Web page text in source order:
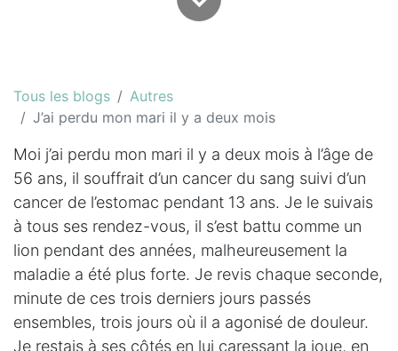
Tous les blogs
Autres
J’ai perdu mon mari il y a deux mois
Moi j’ai perdu mon mari il y a deux mois à l’âge de
56 ans, il souffrait d’un cancer du sang suivi d’un
cancer de l’estomac pendant 13 ans. Je le suivais
à tous ses rendez-vous, il s’est battu comme un
lion pendant des années, malheureusement la
maladie a été plus forte. Je revis chaque seconde,
minute de ces trois derniers jours passés
ensembles, trois jours où il a agonisé de douleur.
Je restais à ses côtés en lui caressant la joue, en